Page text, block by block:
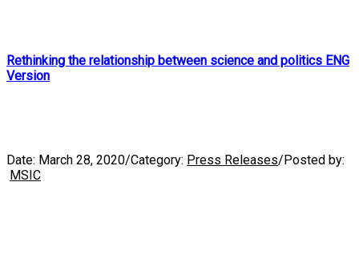
Rethinking the relationship between science and politics ENG
Version
Date: March 28, 2020/Category: Press Releases/Posted by:
MSIC